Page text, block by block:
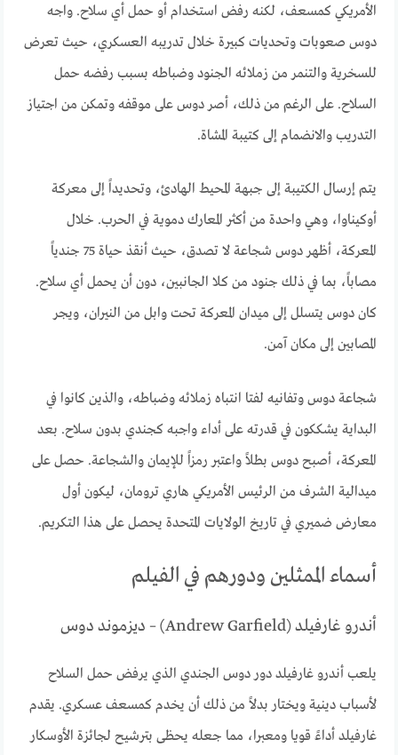
الأمريكي كمسعف، لكنه رفض استخدام أو حمل أي سلاح. واجه
دوس صعوبات وتحديات كبيرة خلال تدريبه العسكري، حيث تعرض
للسخرية والتنمر من زملائه الجنود وضباطه بسبب رفضه حمل
السلاح. على الرغم من ذلك، أصر دوس على موقفه وتمكن من اجتياز
التدريب والانضمام إلى كتيبة المشاة.
يتم إرسال الكتيبة إلى جبهة المحيط الهادئ، وتحديداً إلى معركة
أوكيناوا، وهي واحدة من أكثر المعارك دموية في الحرب. خلال
المعركة، أظهر دوس شجاعة لا تصدق، حيث أنقذ حياة 75 جندياً
مصاباً، بما في ذلك جنود من كلا الجانبين، دون أن يحمل أي سلاح.
كان دوس يتسلل إلى ميدان المعركة تحت وابل من النيران، ويجر
المصابين إلى مكان آمن.
شجاعة دوس وتفانيه لفتا انتباه زملائه وضباطه، والذين كانوا في
البداية يشككون في قدرته على أداء واجبه كجندي بدون سلاح. بعد
المعركة، أصبح دوس بطلاً واعتبر رمزاً للإيمان والشجاعة. حصل على
ميدالية الشرف من الرئيس الأمريكي هاري ترومان، ليكون أول
معارض ضميري في تاريخ الولايات المتحدة يحصل على هذا التكريم.
أسماء الممثلين ودورهم في الفيلم
أندرو غارفيلد (Andrew Garfield) – ديزموند دوس
يلعب أندرو غارفيلد دور دوس الجندي الذي يرفض حمل السلاح
لأسباب دينية ويختار بدلاً من ذلك أن يخدم كمسعف عسكري. يقدم
غارفيلد أداءً قويا ومعبرا، مما جعله يحظى بترشيح لجائزة الأوسكار